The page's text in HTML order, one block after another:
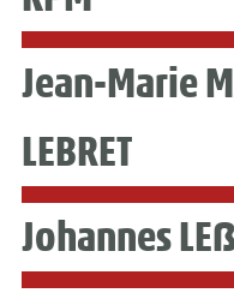
Jean-Marie
LEBRET
Johannes